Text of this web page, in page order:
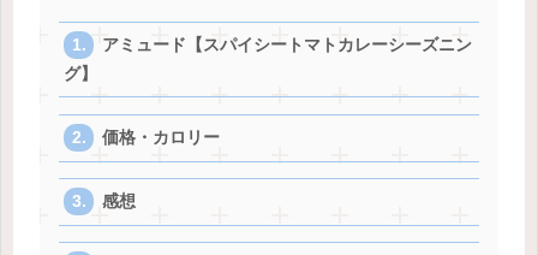
アミュード【スパイシートマトカレーシーズニン
グ】
価格・カロリー
感想